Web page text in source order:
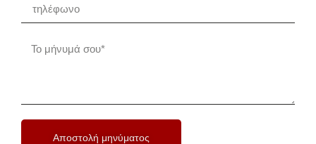
Αποστολή μηνύματος